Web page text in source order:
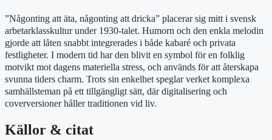
”Någonting att äta, någonting att dricka” placerar sig mitt i svensk
arbetarklasskultur under 1930-talet. Humorn och den enkla melodin
gjorde att låten snabbt integrerades i både kabaré och privata
festligheter. I modern tid har den blivit en symbol för en folklig
motvikt mot dagens materiella stress, och används för att återskapa
svunna tiders charm. Trots sin enkelhet speglar verket komplexa
samhällsteman på ett tillgängligt sätt, där digitalisering och
coverversioner håller traditionen vid liv.
Källor & citat